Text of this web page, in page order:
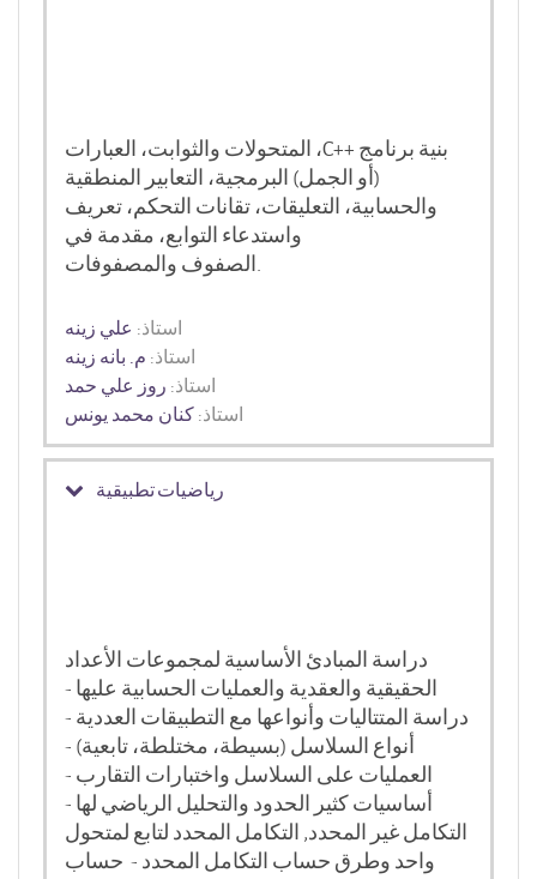
بنية برنامج C++، المتحولات والثوابت، العبارات
(أو الجمل) البرمجية، التعابير المنطقية
والحسابية، التعليقات، تقانات التحكم، تعريف
واستدعاء التوابع، مقدمة في
الصفوفوالمصفوفات.
استاذ: علي زينه
استاذ: م. بانه زينه
استاذ: روز علي حمد
استاذ: كنان محمد يونس
رياضيات تطبيقية
دراسة المبادئ الأساسية لمجموعات الأعداد
الحقيقية والعقدية والعمليات الحسابية عليها -
دراسة المتتاليات وأنواعها مع التطبيقات العددية -
أنواع السلاسل (بسيطة، مختلطة، تابعية) -
العمليات على السلاسل واختبارات التقارب -
أساسيات كثير الحدود والتحليل الرياضي لها -
التكامل غير المحدد, التكامل المحدد لتابع لمتحول
واحد وطرق حساب التكامل المحدد - حساب